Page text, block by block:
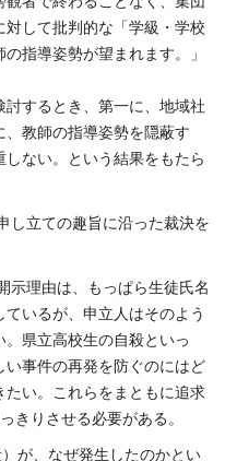
して批判的な「学級・学校
指導姿勢が望まれます。」
するとき、第一に、地域社
教師の指導姿勢を隠蔽す
ない。という結果をもたら
立ての趣旨に沿った裁決を
理由は、もっぱら生徒氏名
いるが、申立人はそのよう
県立高校生の自殺といっ
事件の再発を防ぐのにはど
たい。これらをまともに追求
きりさせる必要がある。
が、なぜ発生したのかとい